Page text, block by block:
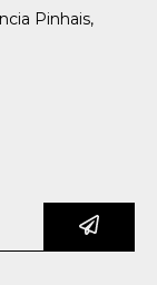
Pinhais,